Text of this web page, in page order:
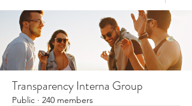
Transparency Interna Group
Public · 240 members